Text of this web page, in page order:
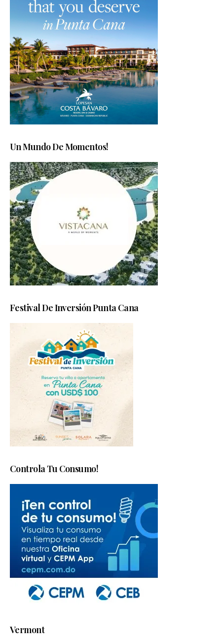
Un Mundo De Momentos!
Festival De Inversión Punta Cana
Controla Tu Consumo!
Vermont